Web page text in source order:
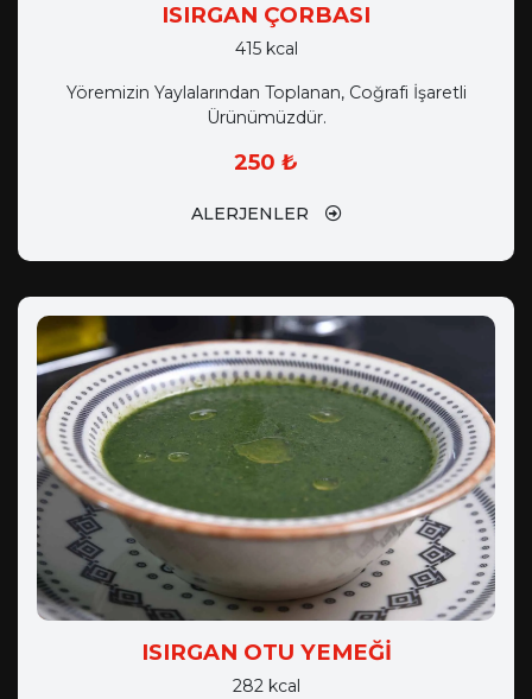
ISIRGAN ÇORBASI
415 kcal
Yöremizin Yaylalarından Toplanan, Coğrafi İşaretli
Ürünümüzdür.
250 ₺
ALERJENLER
ISIRGAN OTU YEMEĞİ
282 kcal